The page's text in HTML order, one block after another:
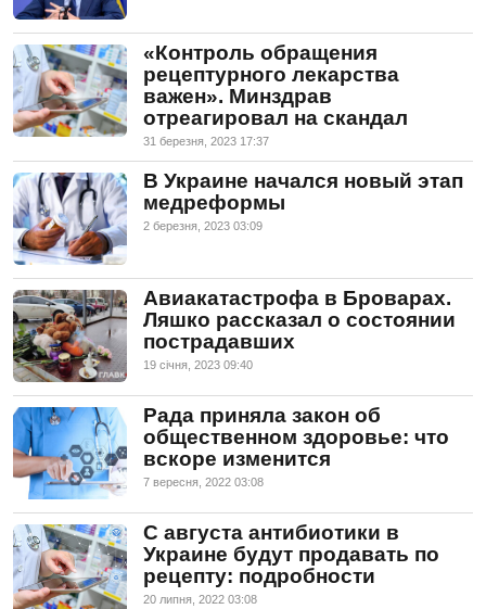
«Контроль обращения
рецептурного лекарства
важен». Минздрав
отреагировал на скандал
31 березня, 2023 17:37
В Украине начался новый этап
медреформы
2 березня, 2023 03:09
Авиакатастрофа в Броварах.
Ляшко рассказал о состоянии
пострадавших
19 сiчня, 2023 09:40
Рада приняла закон об
общественном здоровье: что
вскоре изменится
7 вересня, 2022 03:08
С августа антибиотики в
Украине будут продавать по
рецепту: подробности
20 липня, 2022 03:08